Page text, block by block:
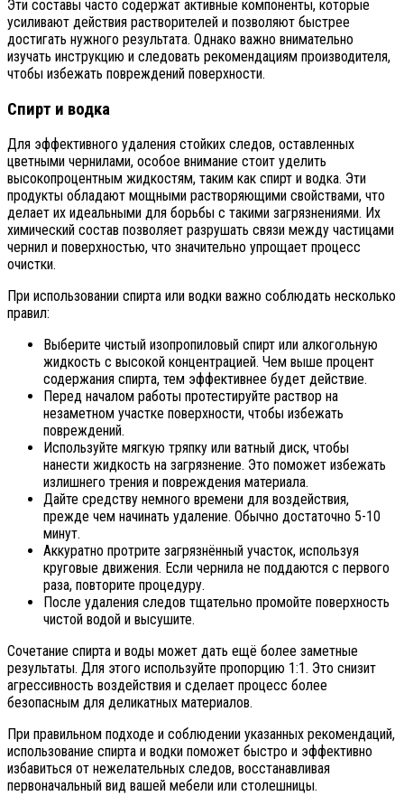
Эти составы часто содержат активные компоненты, которые
усиливают действия растворителей и позволяют быстрее
достигать нужного результата. Однако важно внимательно
изучать инструкцию и следовать рекомендациям производителя,
чтобы избежать повреждений поверхности.
Спирт и водка
Для эффективного удаления стойких следов, оставленных
цветными чернилами, особое внимание стоит уделить
высокопроцентным жидкостям, таким как спирт и водка. Эти
продукты обладают мощными растворяющими свойствами, что
делает их идеальными для борьбы с такими загрязнениями. Их
химический состав позволяет разрушать связи между частицами
чернил и поверхностью, что значительно упрощает процесс
очистки.
При использовании спирта или водки важно соблюдать несколько
правил:
Выберите чистый изопропиловый спирт или алкогольную
жидкость с высокой концентрацией. Чем выше процент
содержания спирта, тем эффективнее будет действие.
Перед началом работы протестируйте раствор на
незаметном участке поверхности, чтобы избежать
повреждений.
Используйте мягкую тряпку или ватный диск, чтобы
нанести жидкость на загрязнение. Это поможет избежать
излишнего трения и повреждения материала.
Дайте средству немного времени для воздействия,
прежде чем начинать удаление. Обычно достаточно 5-10
минут.
Аккуратно протрите загрязнённый участок, используя
круговые движения. Если чернила не поддаются с первого
раза, повторите процедуру.
После удаления следов тщательно промойте поверхность
чистой водой и высушите.
Сочетание спирта и воды может дать ещё более заметные
результаты. Для этого используйте пропорцию 1:1. Это снизит
агрессивность воздействия и сделает процесс более
безопасным для деликатных материалов.
При правильном подходе и соблюдении указанных рекомендаций,
использование спирта и водки поможет быстро и эффективно
избавиться от нежелательных следов, восстанавливая
первоначальный вид вашей мебели или столешницы.